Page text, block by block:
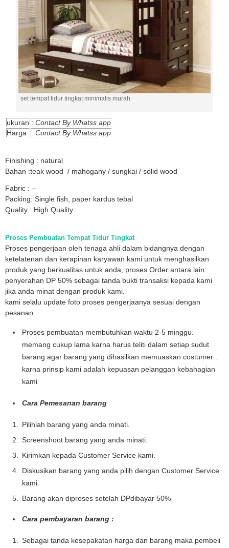
set tempat tidur tingkat minimalis murah
ukuran : Contact By Whatss app
Harga
: Contact By Whatss app
Finishing : natural
Bahan :teak wood / mahogany / sungkai / solid wood
Fabric : –
Packing: Single fish, paper kardus tebal
Quality : High Quality
Proses Pembuatan Tempat Tidur TingkatMurah
Proses pengerjaan oleh tenaga ahli dalam bidangnya dengan
ketelatenan dan kerapinan karyawan kami untuk menghasilkan
produk yang berkualitas untuk anda, proses Order antara lain:
penyerahan DP 50% sebagai tanda bukti transaksi kepada kami
jika anda minat dengan produk kami.
kami selalu update foto proses pengerjaanya sesuai dengan
pesanan.
Proses pembuatan membutuhkan waktu 2-5 minggu.
memang cukup lama karna harus teliti dalam setiap sudut
barang agar barang yang dihasilkan memuaskan costumer .
karna prinsip kami adalah kepuasan pelanggan kebahagian
kami
Cara Pemesanan barang
Pilihlah barang yang anda minati.
Screenshoot barang yang anda minati.
Kirimkan kepada Customer Service kami.
Diskusikan barang yang anda pilih dengan Customer Service
kami.
Barang akan diproses setelah DPdibayar 50%
Cara pembayaran barang :
Sebagai tanda kesepakatan harga dan barang maka pembeli